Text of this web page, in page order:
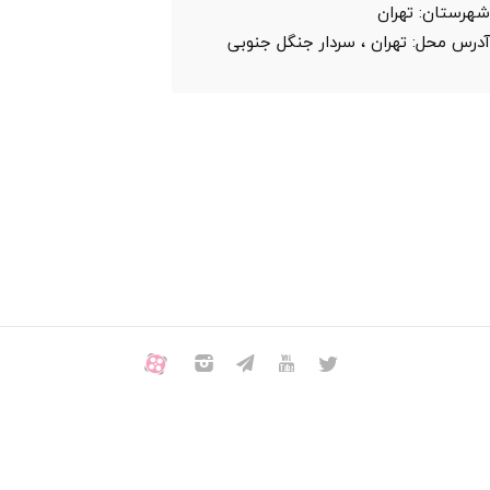
شهرستان: تهران
آدرس محل: تهران ، سردار جنگل جنوبی